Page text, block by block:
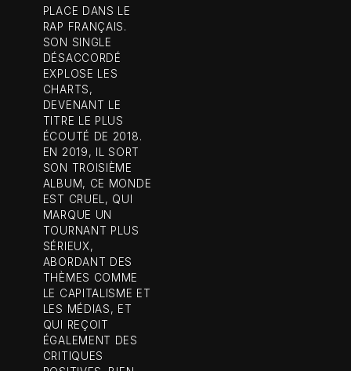
PLACE DANS LE
RAP FRANÇAIS.
SON SINGLE
DÉSACCORDÉ
EXPLOSE LES
CHARTS,
DEVENANT LE
TITRE LE PLUS
ÉCOUTÉ DE 2018.
EN 2019, IL SORT
SON TROISIÈME
ALBUM, CE MONDE
EST CRUEL, QUI
MARQUE UN
TOURNANT PLUS
SÉRIEUX,
ABORDANT DES
THÈMES COMME
LE CAPITALISME ET
LES MÉDIAS, ET
QUI REÇOIT
ÉGALEMENT DES
CRITIQUES